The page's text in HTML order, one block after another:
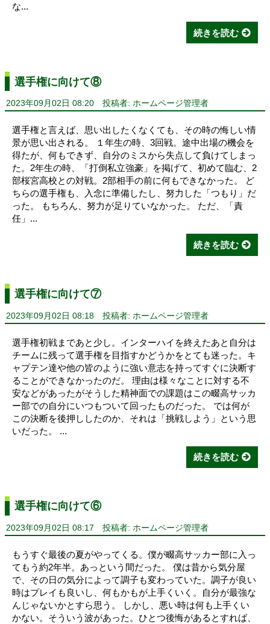
な...
続きを読む
選手権に向けて⑧
2023年09月02日 08:20 投稿者: ホームページ管理者
選手権と言えば、思い出したくなくても、その時の悔しい情
景が思い出される。 １年生の時、3回戦。途中出場の機会を
得たが、何もできず、自分のミスから失点して負けてしまっ
た。2年生の時、「打倒私立強豪」を掲げて、初めて臨む、2
部桜宮高校との対戦。2部相手の前に何もできなかった。 ど
ちらの選手権も、入念に準備したし、努力した「つもり」だ
った。 もちろん、努力が足りていなかった。 ただ、「責
任」...
続きを読む
選手権に向けて⑦
2023年09月02日 08:18 投稿者: ホームページ管理者
選手権初戦まであと少し。インターハイを終えたあと自分は
チームに残って選手権を目指すかどうかをとても迷った。キ
ャプテン達や他の皆のように強い意志を持ってすぐに決断す
ることができなかったのだ。 理由は様々なことに対する不
安などがあったがそうした精神面での課題はこの畷高サッカ
ー部での自分にいつもついて回ったものだった。 では何が
この決断を後押ししたのか、それは「挑戦しよう」という思
いだった。 ...
続きを読む
選手権に向けて⑥
2023年09月02日 08:17 投稿者: ホームページ管理者
もうすぐ最後の夏がやってくる。僕が畷高サッカー部に入っ
てもう約2年半。あっという間だった。 僕は昔から気分屋
で、その日の気分によって調子も変わっていた。調子が良い
時はプレイも良いし、何もかもが上手くいく。自分が最強な
んじゃないかとすら思う。 しかし、悪い時は何も上手くい
かない。そういう波があった。ひとつ後悔があるとすれば、